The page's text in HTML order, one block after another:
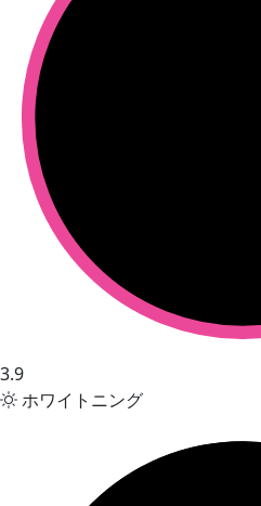
3.9
ホワイトニング